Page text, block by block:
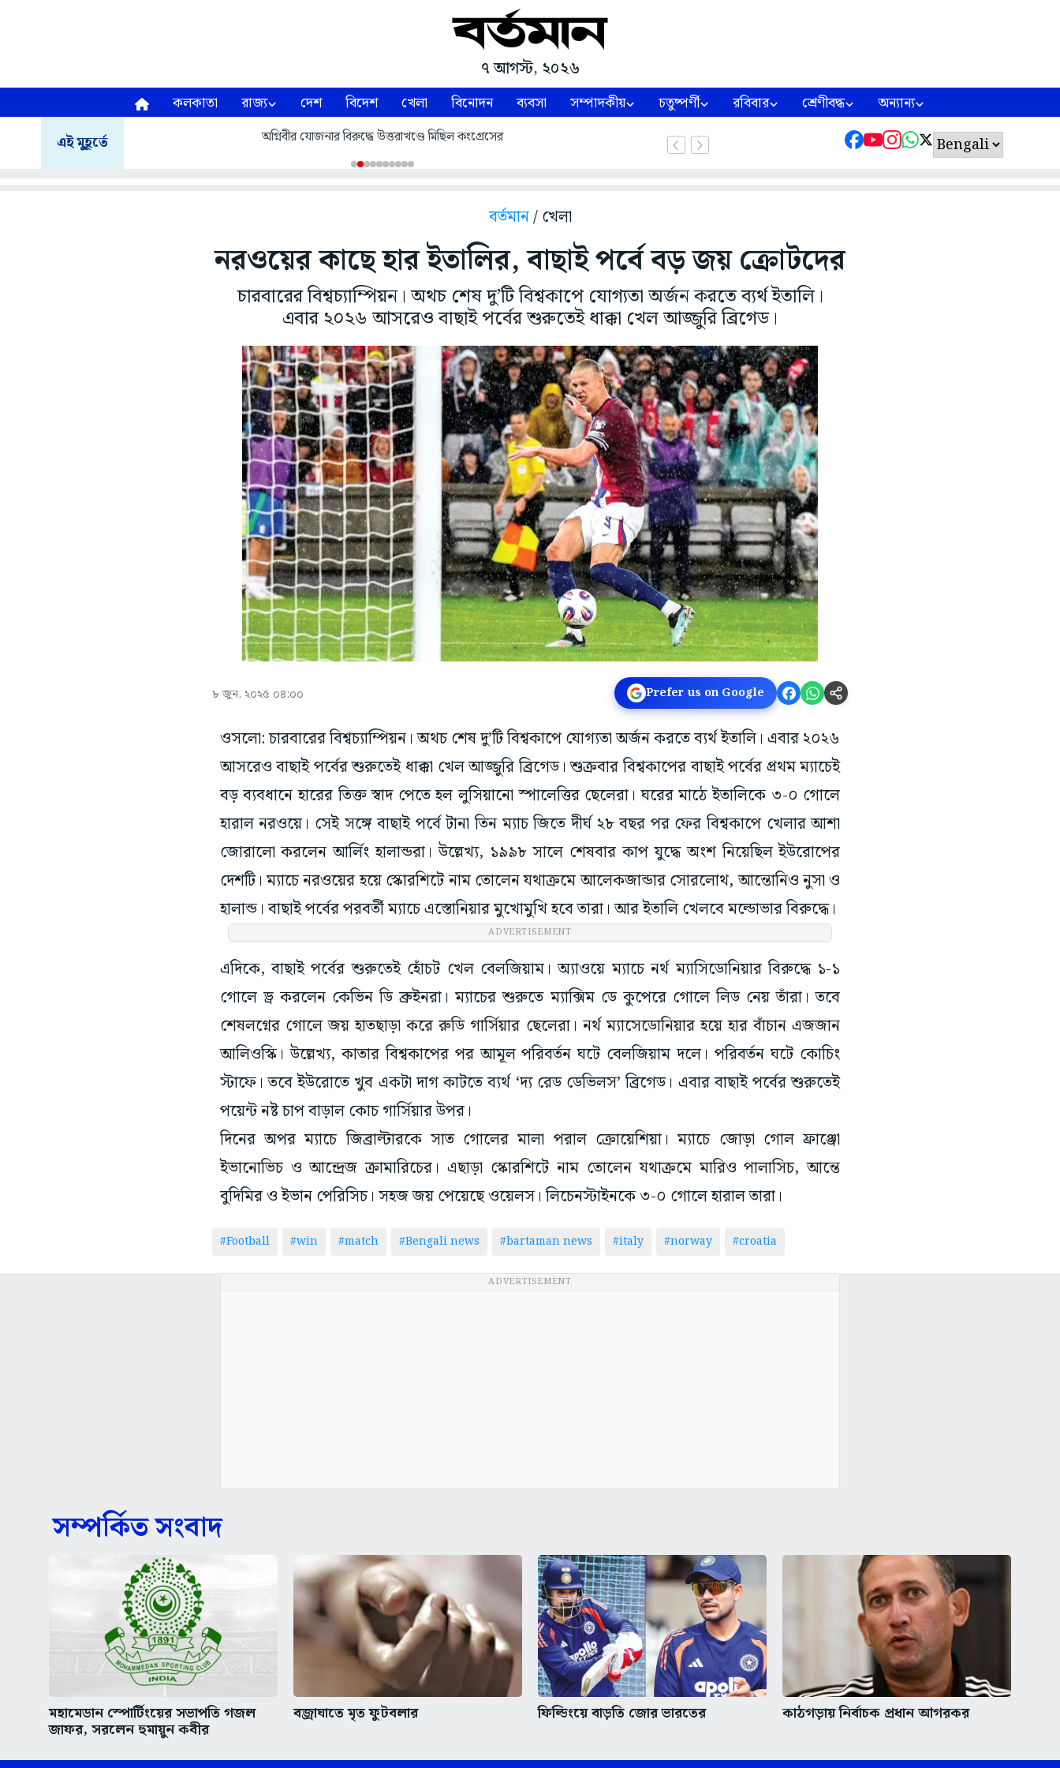
৭ আগস্ট, ২০২৬
কলকাতা রাজ্য দেশ বিদেশ খেলা বিনোদন ব্যবসা সম্পাদকীয় চতুষ্পর্ণী রবিবার শ্রেণীবদ্ধ অন্যান্য
এই মুহূর্তে অগ্নিবীর যোজনার বিরুদ্ধে উত্তরাখণ্ডে মিছিল কংগ্রেসের
বর্তমান/ খেলা
নরওয়ের কাছে হার ইতালির, বাছাই পর্বে বড় জয় ক্রোটদের
চারবারের বিশ্বচ্যাম্পিয়ন। অথচ শেষ দু’টি বিশ্বকাপে যোগ্যতা অর্জন করতে ব্যর্থ ইতালি।
এবার ২০২৬ আসরেও বাছাই পর্বের শুরুতেই ধাক্কা খেল আজ্জুরি ব্রিগেড।
৮ জুন, ২০২৫ ০৪:০০ Prefer us on Google
ওসলো: চারবারের বিশ্বচ্যাম্পিয়ন। অথচ শেষ দু’টি বিশ্বকাপে যোগ্যতা অর্জন করতে ব্যর্থ ইতালি। এবার ২০২৬
আসরেও বাছাই পর্বের শুরুতেই ধাক্কা খেল আজ্জুরি ব্রিগেড। শুক্রবার বিশ্বকাপের বাছাই পর্বের প্রথম ম্যাচেই
বড় ব্যবধানে হারের তিক্ত স্বাদ পেতে হল লুসিয়ানো স্পালেত্তির ছেলেরা। ঘরের মাঠে ইতালিকে ৩-০ গোলে
হারাল নরওয়ে। সেই সঙ্গে বাছাই পর্বে টানা তিন ম্যাচ জিতে দীর্ঘ ২৮ বছর পর ফের বিশ্বকাপে খেলার আশা
জোরালো করলেন আর্লিং হালান্ডরা। উল্লেখ্য, ১৯৯৮ সালে শেষবার কাপ যুদ্ধে অংশ নিয়েছিল ইউরোপের
দেশটি। ম্যাচে নরওয়ের হয়ে স্কোরশিটে নাম তোলেন যথাক্রমে আলেকজান্ডার সোরলোথ, আন্তোনিও নুসা ও
হালান্ড। বাছাই পর্বের পরবর্তী ম্যাচে এস্তোনিয়ার মুখোমুখি হবে তারা। আর ইতালি খেলবে মল্ডোভার বিরুদ্ধে।
ADVERTISEMENT
এদিকে, বাছাই পর্বের শুরুতেই হোঁচট খেল বেলজিয়াম। অ্যাওয়ে ম্যাচে নর্থ ম্যাসিডোনিয়ার বিরুদ্ধে ১-১
গোলে ড্র করলেন কেভিন ডি ব্রুইনরা। ম্যাচের শুরুতে ম্যাক্সিম ডে কুপেরে গোলে লিড নেয় তাঁরা। তবে
শেষলগ্নের গোলে জয় হাতছাড়া করে রুডি গার্সিয়ার ছেলেরা। নর্থ ম্যাসেডোনিয়ার হয়ে হার বাঁচান এজজান
আলিওস্কি। উল্লেখ্য, কাতার বিশ্বকাপের পর আমূল পরিবর্তন ঘটে বেলজিয়াম দলে। পরিবর্তন ঘটে কোচিং
স্টাফে। তবে ইউরোতে খুব একটা দাগ কাটতে ব্যর্থ ‘দ্য রেড ডেভিলস’ ব্রিগেড। এবার বাছাই পর্বের শুরুতেই
পয়েন্ট নষ্ট চাপ বাড়াল কোচ গার্সিয়ার উপর।
দিনের অপর ম্যাচে জিব্রাল্টারকে সাত গোলের মালা পরাল ক্রোয়েশিয়া। ম্যাচে জোড়া গোল ফ্রাঞ্জো
ইভানোভিচ ও আন্দ্রেজ ক্রামারিচের। এছাড়া স্কোরশিটে নাম তোলেন যথাক্রমে মারিও পালাসিচ, আন্তে
বুদিমির ও ইভান পেরিসিচ। সহজ জয় পেয়েছে ওয়েলস। লিচেনস্টাইনকে ৩-০ গোলে হারাল তারা।
#Football #win #match #Bengali news #bartaman news #italy #norway #croatia
ADVERTISEMENT
সম্পর্কিত সংবাদ
মহামেডান স্পোর্টিংয়ের সভাপতি গজল
জাফর, সরলেন হুমায়ুন কবীর
বজ্রাঘাতে মৃত ফুটবলার ফিল্ডিংয়ে বাড়তি জোর ভারতের কাঠগড়ায় নির্বাচক প্রধান আগরকর